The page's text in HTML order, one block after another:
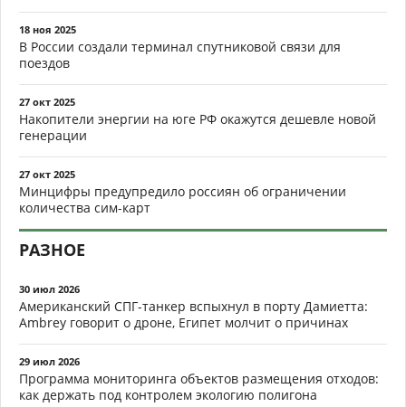
18 ноя 2025
В России создали терминал спутниковой связи для
поездов
27 окт 2025
Накопители энергии на юге РФ окажутся дешевле новой
генерации
27 окт 2025
Минцифры предупредило россиян об ограничении
количества сим-карт
РАЗНОЕ
30 июл 2026
Американский СПГ-танкер вспыхнул в порту Дамиетта:
Ambrey говорит о дроне, Египет молчит о причинах
29 июл 2026
Программа мониторинга объектов размещения отходов:
как держать под контролем экологию полигона